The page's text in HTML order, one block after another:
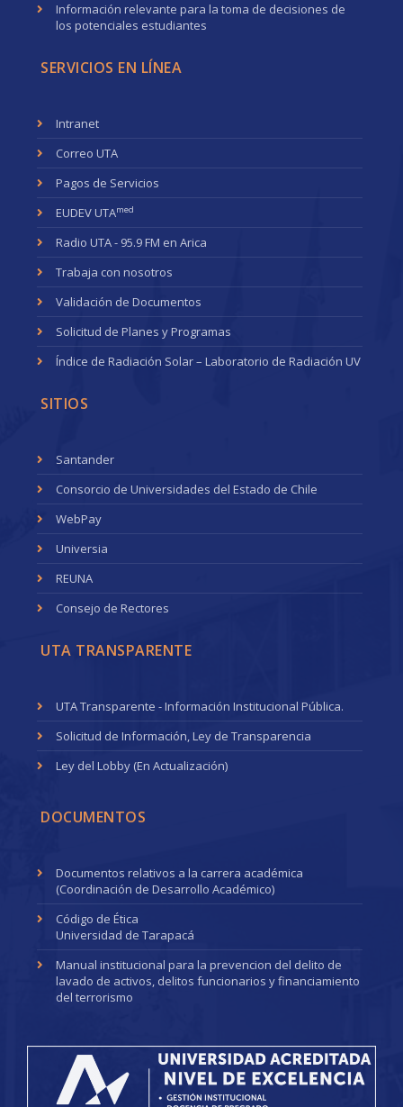
Información relevante para la toma de decisiones de
los potenciales estudiantes
SERVICIOS EN LÍNEA
Intranet
Correo UTA
Pagos de Servicios
EUDEV UTAmed
Radio UTA - 95.9 FM en Arica
Trabaja con nosotros
Validación de Documentos
Solicitud de Planes y Programas
Índice de Radiación Solar – Laboratorio de Radiación UV
SITIOS
Santander
Consorcio de Universidades del Estado de Chile
WebPay
Universia
REUNA
Consejo de Rectores
UTA TRANSPARENTE
UTA Transparente - Información Institucional Pública.
Solicitud de Información, Ley de Transparencia
Ley del Lobby (En Actualización)
DOCUMENTOS
Documentos relativos a la carrera académica
(Coordinación de Desarrollo Académico)
Código de Ética
Universidad de Tarapacá
Manual institucional para la prevencion del delito de
lavado de activos, delitos funcionarios y financiamiento
del terrorismo